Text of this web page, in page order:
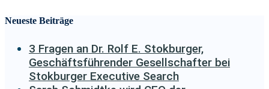
Neueste Beiträge
3 Fragen an Dr. Rolf E. Stokburger,
Geschäftsführender Gesellschafter bei
Stokburger Executive Search